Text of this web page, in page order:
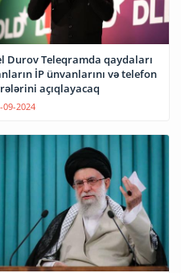
Durov Teleqramda qaydaları
İP ünvanlarını və telefon
açıqlayacaq
09-2024